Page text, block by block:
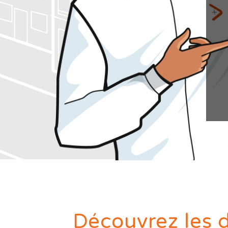
Diagnostics avant travaux
Mieux nous connaitre
Actualités
Faire un devis
Trouver une agence
Devenir franchisé
Offres d'emploi
Découvrez les